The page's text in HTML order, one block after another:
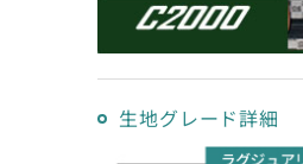
生地グレード詳細